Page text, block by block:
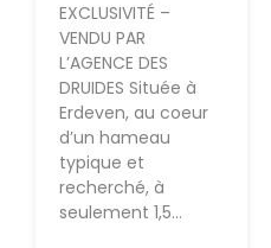
EXCLUSIVITÉ –
VENDU PAR
L’AGENCE DES
DRUIDES Située à
Erdeven, au coeur
d’un hameau
typique et
recherché, à
seulement 1,5…